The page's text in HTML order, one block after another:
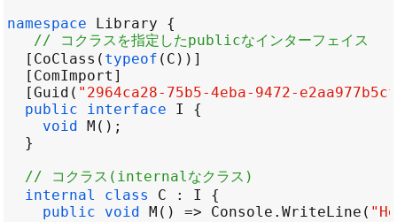
namespace
Library
// コクラスを指定したpublicなインターフェイス
  [
CoClass ( typeof ( C
  [
ComImport
  [
Guid ( "2964ca28-75b5-4eba-9472-
public
interface I
void
M
// コクラス(internalなクラス)
internal
class C : I
public
void M () => Console . WriteLine (